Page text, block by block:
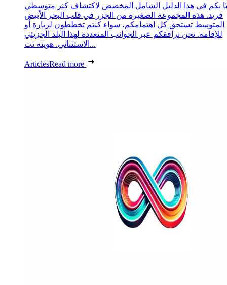
بكم في هذا الدليل الشامل المخصص لاكتشاف كنز متوسطي
فريد. هذه المجموعة الصغيرة من الجزر في قلب البحر الأبيض
المتوسط تستحق كل اهتمامكم، سواء كنتم تخططون لزيارة أو
للإقامة. نحن نرافقكم عبر الجوانب المتعددة لهذا البلد الجزيئي
الاستثنائي. هويته تت...
ArticlesRead more